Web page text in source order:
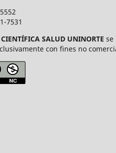
7531
CIENTÍFICA SALUD UNINORTE se
con fines no